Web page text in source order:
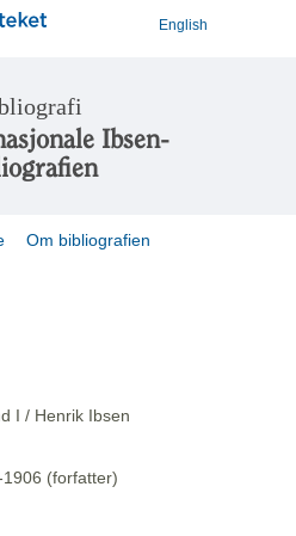
English
Ibsen-
Om bibliografien
I / Henrik Ibsen
(forfatter)